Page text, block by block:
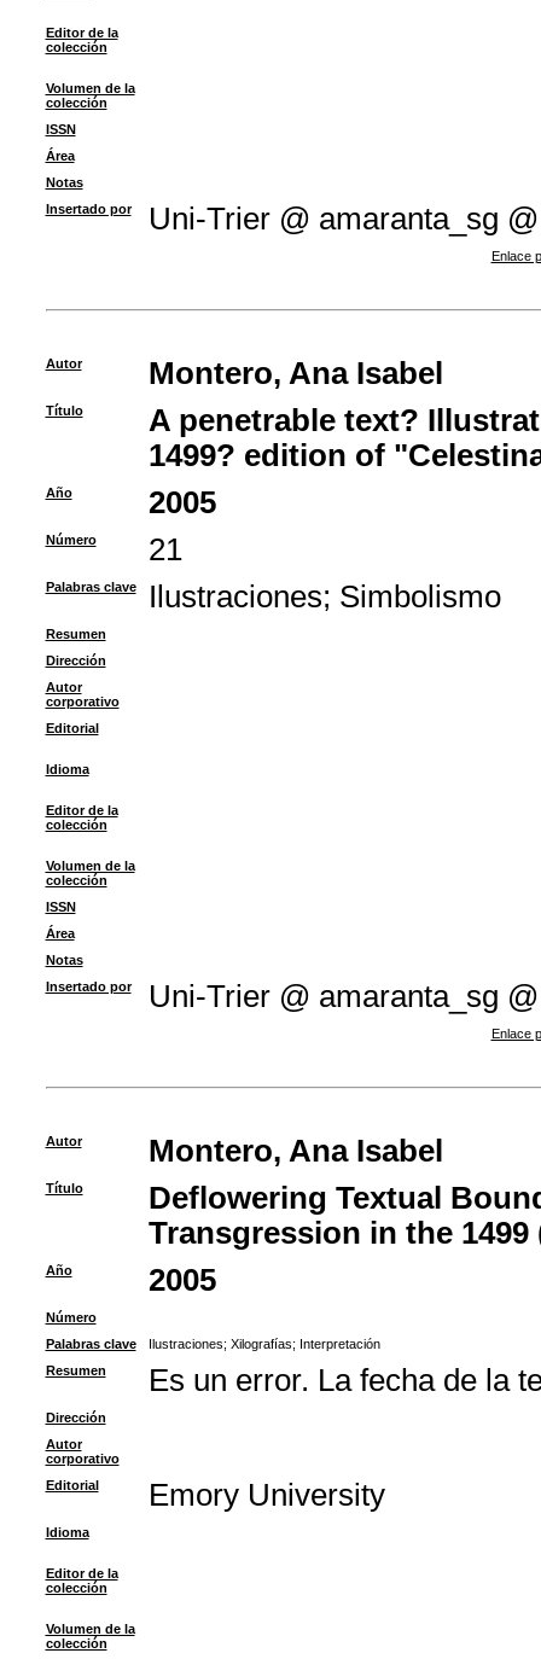
Editor de la
colección
Volumen de la
colección
ISSN
Área
Notas
Insertado por
Uni-Trier @ amaranta_sg @
Enlace
Autor Montero, Ana Isabel
Título
A penetrable text?
1499? edition of
Año 2005
Número 21
Palabras clave Ilustraciones; Simbolismo
Resumen
Dirección
Autor
corporativo
Editorial
Idioma
Editor de la
colección
Volumen de la
colección
ISSN
Área
Notas
Insertado por
Uni-Trier @ amaranta_sg @
Enlace
Autor Montero, Ana Isabel
Título
Deflowering Textual
Transgression in the
Año 2005
Número
Palabras clave
Ilustraciones; Xilografías; Interpretación
Resumen
Es un error. La fecha de la
Dirección
Autor
corporativo
Editorial
Emory University
Idioma
Editor de la
colección
Volumen de la
colección